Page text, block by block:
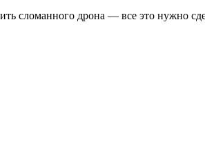
сломанного дрона — все это нужно